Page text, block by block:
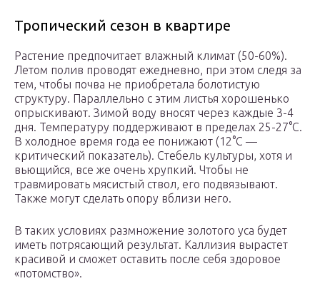
Тропический сезон в квартире
Растение предпочитает влажный климат (50-60%).
Летом полив проводят ежедневно, при этом следя за
тем, чтобы почва не приобретала болотистую
структуру. Параллельно с этим листья хорошенько
опрыскивают. Зимой воду вносят через каждые 3-4
дня. Температуру поддерживают в пределах 25-27°С.
В холодное время года ее понижают (12°С —
критический показатель). Стебель культуры, хотя и
вьющийся, все же очень хрупкий. Чтобы не
травмировать мясистый ствол, его подвязывают.
Также могут сделать опору вблизи него.
В таких условиях размножение золотого уса будет
иметь потрясающий результат. Каллизия вырастет
красивой и сможет оставить после себя здоровое
«потомство».